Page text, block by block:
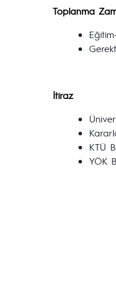
Toplanma
İtiraz
KTÜ
YÖK